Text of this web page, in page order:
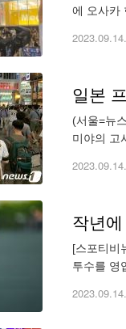
에 오사카
2023.09.14.
일본
(서울=뉴
미야의 고
2023.09.14.
[스포티비
투수를 영
2023.09.14.